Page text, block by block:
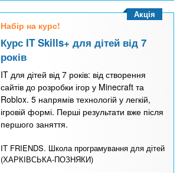
Набір на курс!
Курс IT Skills+ для дітей від 7
років
IT для дітей від 7 років: від створення
сайтів до розробки ігор у Minecraft та
Roblox. 5 напрямів технологій у легкій,
ігровій формі. Перші результати вже після
першого заняття.
IT FRIENDS. Школа програмування для дітей
(ХАРКІВСЬКА-ПОЗНЯКИ)
Акція